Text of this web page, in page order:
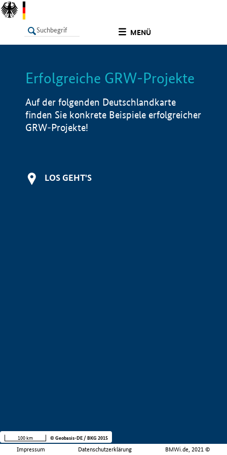
MENÜ
LISTE Info
Erfolgreiche GRW-Projekte
Auf der folgenden Deutschlandkarte
finden Sie konkrete Beispiele erfolgreicher
GRW-Projekte!
LOS GEHT'S
Impressum Datenschutzerklärung BMWi.de, 2021 ©
100 km © Geobasis-DE / BKG 2015